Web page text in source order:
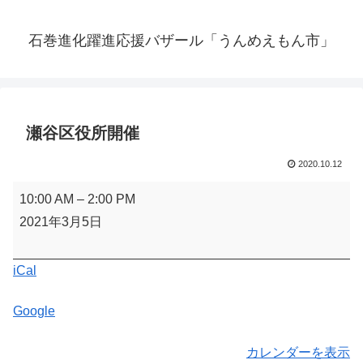
石巻進化躍進応援バザール「うんめえもん市」
瀬谷区役所開催
2020.10.12
瀬
谷
役
開
10:00 AM – 2:00 PM
2021年3月5日
iCal
Google
カレンダーを表示